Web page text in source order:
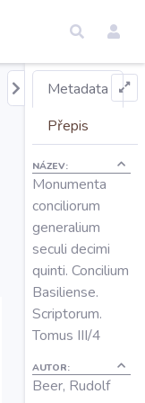
Metadata
Přepis
NÁZEV:
Monumenta
conciliorum
generalium
seculi decimi
quinti. Concilium
Basiliense.
Scriptorum.
Tomus III/4
AUTOR:
Beer, Rudolf